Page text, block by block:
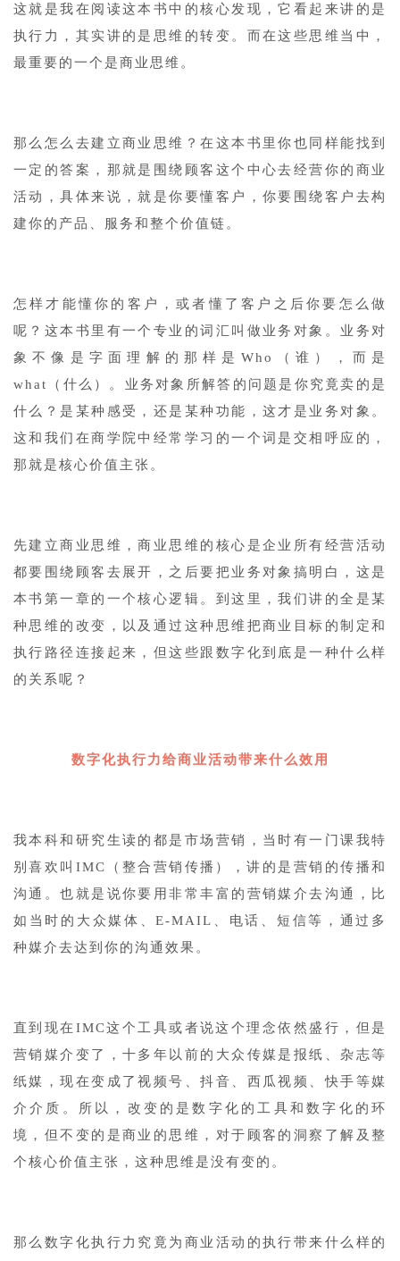
这就是我在阅读这本书中的核心发现，它看起来讲的是
执行力，其实讲的是思维的转变。而在这些思维当中，
最重要的一个是商业思维。
那么怎么去建立商业思维？在这本书里你也同样能找到
一定的答案，那就是围绕顾客这个中心去经营你的商业
活动，具体来说，就是你要懂客户，你要围绕客户去构
建你的产品、服务和整个价值链。
怎样才能懂你的客户，或者懂了客户之后你要怎么做
呢？这本书里有一个专业的词汇叫做业务对象。业务对
象不像是字面理解的那样是Who（谁），而是
what（什么）。业务对象所解答的问题是你究竟卖的是
什么？是某种感受，还是某种功能，这才是业务对象。
这和我们在商学院中经常学习的一个词是交相呼应的，
那就是核心价值主张。
先建立商业思维，商业思维的核心是企业所有经营活动
都要围绕顾客去展开，之后要把业务对象搞明白，这是
本书第一章的一个核心逻辑。到这里，我们讲的全是某
种思维的改变，以及通过这种思维把商业目标的制定和
执行路径连接起来，但这些跟数字化到底是一种什么样
的关系呢？
数字化执行力给商业活动带来什么效用
我本科和研究生读的都是市场营销，当时有一门课我特
别喜欢叫IMC（整合营销传播），讲的是营销的传播和
沟通。也就是说你要用非常丰富的营销媒介去沟通，比
如当时的大众媒体、E-MAIL、电话、短信等，通过多
种媒介去达到你的沟通效果。
直到现在IMC这个工具或者说这个理念依然盛行，但是
营销媒介变了，十多年以前的大众传媒是报纸、杂志等
纸媒，现在变成了视频号、抖音、西瓜视频、快手等媒
介介质。所以，改变的是数字化的工具和数字化的环
境，但不变的是商业的思维，对于顾客的洞察了解及整
个核心价值主张，这种思维是没有变的。
那么数字化执行力究竟为商业活动的执行带来什么样的